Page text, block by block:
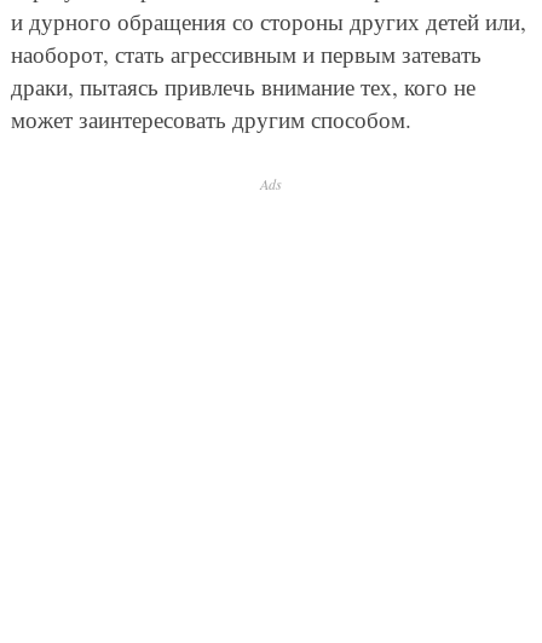
и дурного обращения со стороны других детей или,
наоборот, стать агрессивным и первым затевать
драки, пытаясь привлечь внимание тех, кого не
может заинтересовать другим способом.
Ads